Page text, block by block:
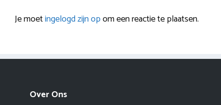
Je moetingelogd zijn opom een reactie te plaatsen.
Over Ons